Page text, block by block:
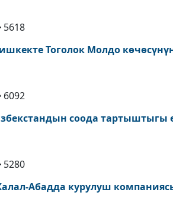
5618
Тоголок Молдо
6092
соода тартыштыгы
5280
Абадда курулуш